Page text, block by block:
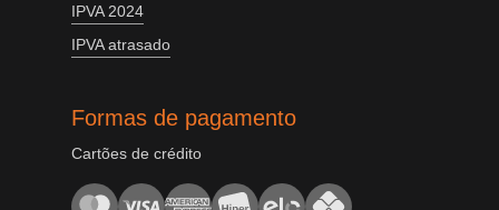
IPVA 2024
IPVA atrasado
Formas de pagamento
Cartões de crédito